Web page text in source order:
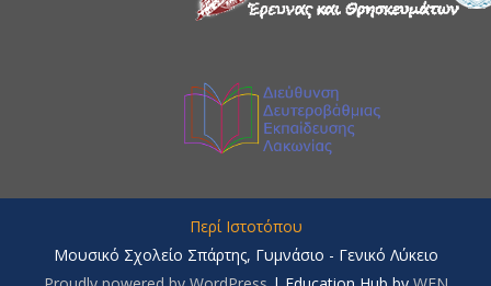
Περί Ιστοτόπου
Μουσικό Σχολείο Σπάρτης, Γυμνάσιο - Γενικό Λύκειο